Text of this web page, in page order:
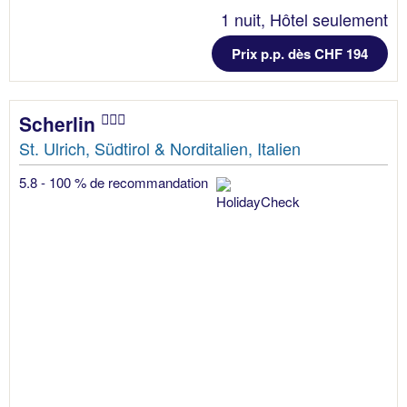
1 nuit, Hôtel seulement
Prix p.p. dès CHF 194
Scherlin
St. Ulrich, Südtirol & Norditalien, Italien
5.8 - 100 % de recommandation